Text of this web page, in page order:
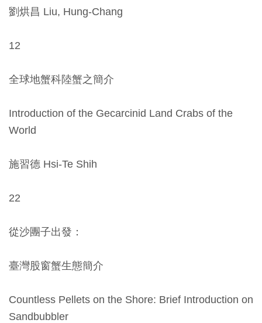
服
府
開
資
私
與
訊
全
宣
劉烘昌 Liu, Hung-Chang
12
全球地蟹科陸蟹之簡介
Introduction of the Gecarcinid Land Crabs of the
World
施習德 Hsi-Te Shih
22
從沙團子出發：
臺灣股窗蟹生態簡介
Countless Pellets on the Shore: Brief Introduction on
Sandbubbler